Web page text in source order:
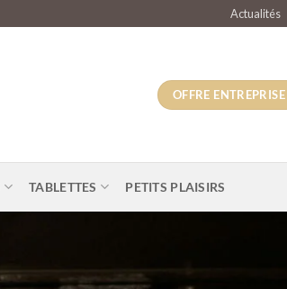
Actualités
OFFRE ENTREPRISE
TABLETTES PETITS PLAISIRS